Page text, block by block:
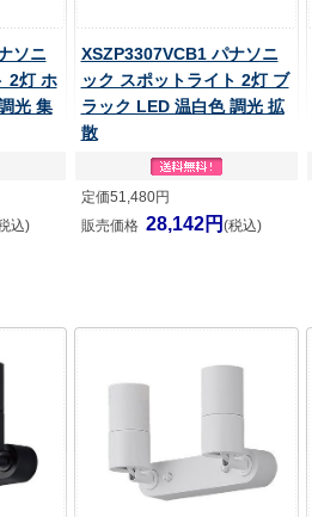
ソニ
2灯 ホ
光 集
込)
XSZP3307VCB1 パナソニ
ック スポットライト 2灯 ブ
ラック LED 温白色 調光 拡
散
定価51,480円
販売価格 28,142円 (税込)